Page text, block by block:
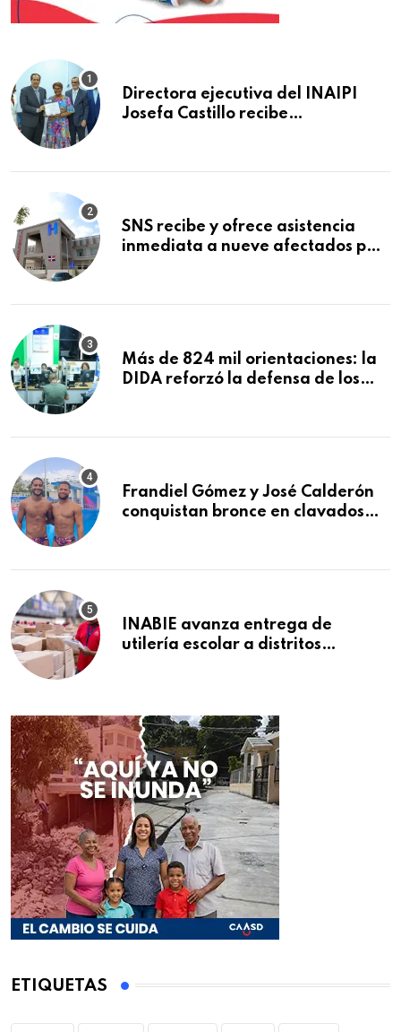
Directora ejecutiva del INAIPI
Josefa Castillo recibe
SNS recibe y ofrece asistencia
inmediata a nueve afectados por
Macorís
Más de 824 mil orientaciones: la
DIDA reforzó la defensa de los
Frandiel Gómez y José Calderón
conquistan bronce en clavados
INABIE avanza entrega de
utilería escolar a distritos
ETIQUETAS